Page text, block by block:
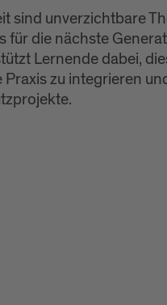
sind unverzichtbare
die nächste
Lernende dabei,
zu integrieren